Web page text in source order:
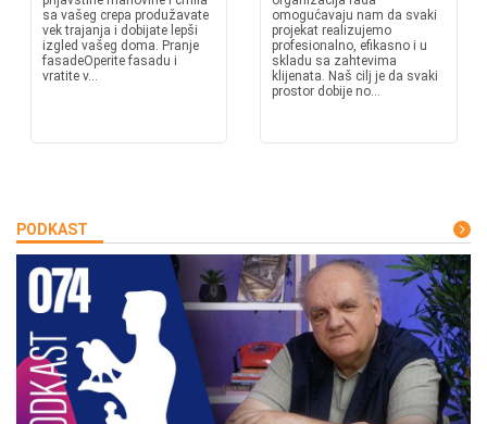
sa vašeg crepa produžavate
vek trajanja i dobijate lepši
izgled vašeg doma. Pranje
fasadeOperite fasadu i
vratite v...
omogućavaju nam da svaki
projekat realizujemo
profesionalno, efikasno i u
skladu sa zahtevima
klijenata. Naš cilj je da svaki
prostor dobije no...
PODKAST